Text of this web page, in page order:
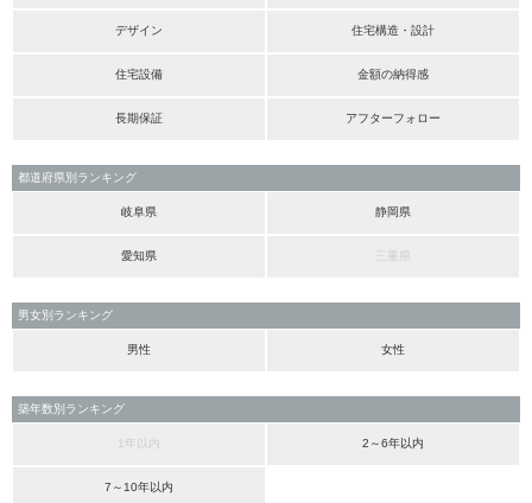
デザイン 住宅構造・設計
住宅設備 金額の納得感
長期保証 アフターフォロー
都道府県別ランキング
岐阜県 静岡県
愛知県
男女別ランキング
男性 女性
築年数別ランキング
1年以内 2～6年以内
7～10年以内